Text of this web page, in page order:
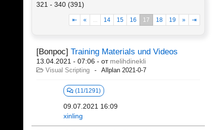
321 - 340 (391)
⇤ « ... 14 15 16 17 18 19 » ⇥
[Вопрос] Training Materials und Videos
13.04.2021 - 07:06 - от melihdinekli
Visual Scripting Allplan 2021-0-7
(11/1291)
09.07.2021 16:09
xinling